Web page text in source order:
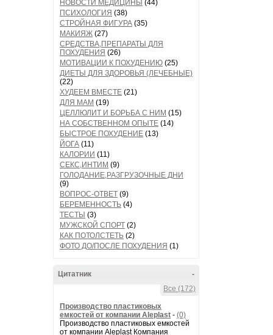
НОВОСТИ МЕДИЦИНЫ (44)
ПСИХОЛОГИЯ (38)
СТРОЙНАЯ ФИГУРА (35)
МАКИЯЖ (27)
СРЕДСТВА,ПРЕПАРАТЫ ДЛЯ
ПОХУДЕНИЯ (26)
МОТИВАЦИИ К ПОХУДЕНИЮ (25)
ДИЕТЫ ДЛЯ ЗДОРОВЬЯ (ЛЕЧЕБНЫЕ)
(22)
ХУДЕЕМ ВМЕСТЕ (21)
ДЛЯ МАМ (19)
ЦЕЛЛЮЛИТ И БОРЬБА С НИМ (15)
НА СОБСТВЕННОМ ОПЫТЕ (14)
БЫСТРОЕ ПОХУДЕНИЕ (13)
ЙОГА (11)
КАЛОРИИ (11)
СЕКС,ИНТИМ (9)
ГОЛОДАНИЕ,РАЗГРУЗОЧНЫЕ ДНИ
(9)
ВОПРОС-ОТВЕТ (9)
БЕРЕМЕННОСТЬ (4)
ТЕСТЫ (3)
МУЖСКОЙ СПОРТ (2)
КАК ПОТОЛСТЕТЬ (2)
ФОТО ДО/ПОСЛЕ ПОХУДЕНИЯ (1)
-
Цитатник
Все (172)
Производство пластиковых
емкостей от компании Aleplast - (0)
Производство пластиковых емкостей
от компании Aleplast Компания